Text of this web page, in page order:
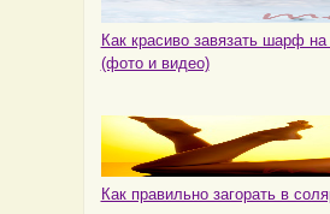
Как красиво завязать шарф на
(фото и видео)
Как правильно загорать в